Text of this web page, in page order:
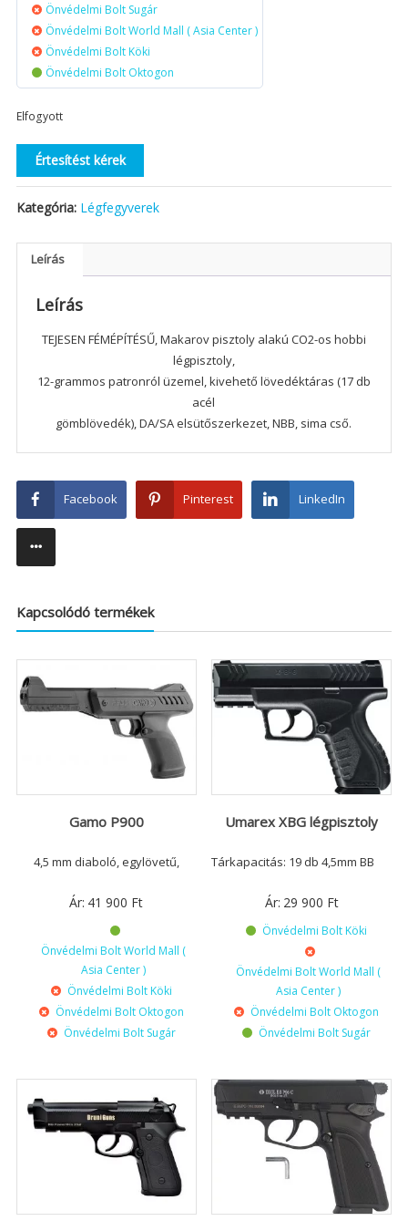
Önvédelmi Bolt Sugár
Önvédelmi Bolt World Mall ( Asia Center )
Önvédelmi Bolt Köki
Önvédelmi Bolt Oktogon
Elfogyott
Értesítést kérek
Kategória: Légfegyverek
Leírás
Leírás
TEJESEN FÉMÉPÍTÉSŰ, Makarov pisztoly alakú CO2-os hobbi
légpisztoly,
12-grammos patronról üzemel, kivehető lövedéktáras (17 db
acél
gömblövedék), DA/SA elsütőszerkezet, NBB, sima cső.
Facebook Pinterest LinkedIn
Kapcsolódó termékek
Gamo P900
4,5 mm diaboló, egylövetű,
Ár: 41 900 Ft
Önvédelmi Bolt World Mall (
Asia Center )
Önvédelmi Bolt Köki
Önvédelmi Bolt Oktogon
Önvédelmi Bolt Sugár
Umarex XBG légpisztoly
Tárkapacitás: 19 db 4,5mm BB
Ár: 29 900 Ft
Önvédelmi Bolt Köki
Önvédelmi Bolt World Mall (
Asia Center )
Önvédelmi Bolt Oktogon
Önvédelmi Bolt Sugár